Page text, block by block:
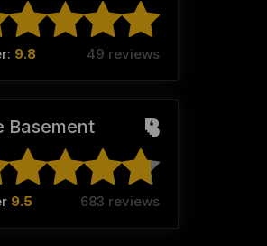
9.8 49 reviews
Basement
9.5 683 reviews